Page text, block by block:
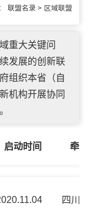
联盟名录 > 区域联盟
重大关键问
发展的创新联
组织本省（自
机构开展协同
启动时间 牵头
四川